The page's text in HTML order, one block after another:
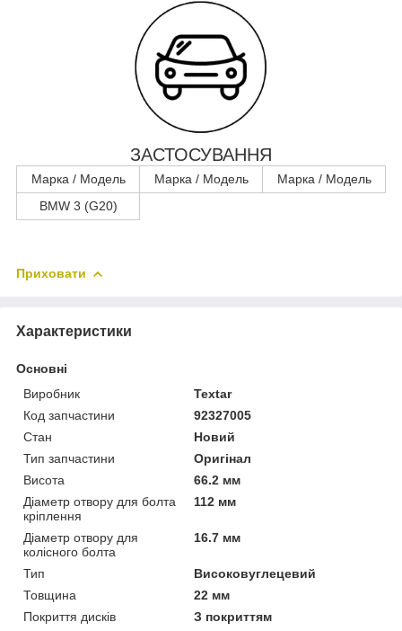
ЗАСТОСУВАННЯ
Марка / Модель Марка / Модель
Марка / Модель
BMW 3 (G20)
Приховати
Характеристики
Основні
Виробник
Textar
Код запчастини
92327005
Стан
Новий
Тип запчастини
Оригінал
Висота
66.2 мм
Діаметр отвору для болта
кріплення
112 мм
Діаметр отвору для
колісного болта
16.7 мм
Тип
Високовуглецевий
Товщина
22 мм
Покриття дисків
З покриттям